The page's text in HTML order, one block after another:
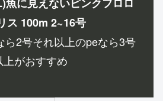
魚に見えないピンクフロロ
ス 100m 2~16号
ら2号それ以上のpeなら3号
上がおすすめ